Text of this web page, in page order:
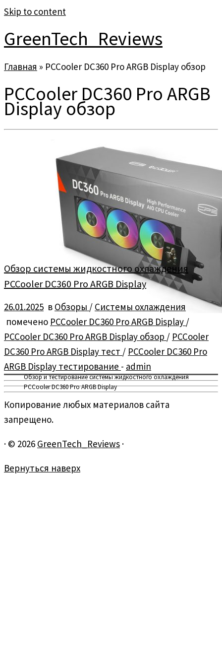
Skip to content
GreenTech_Reviews
Главная » PCCooler DC360 Pro ARGB Display обзор
PCCooler DC360 Pro ARGB
Display обзор
Обзор и тестирование системы жидкостного охлаждения
PCCooler DC360 Pro ARGB Display
Обзор системы жидкостного охлаждения
PCCooler DC360 Pro ARGB Display
26.01.2025 в Обзоры / Системы охлаждения
помечено PCCooler DC360 Pro ARGB Display /
PCCooler DC360 Pro ARGB Display обзор / PCCooler
DC360 Pro ARGB Display тест / PCCooler DC360 Pro
ARGB Display тестирование - admin
Копирование любых материалов сайта
запрещено.
· © 2026 GreenTech_Reviews ·
Вернуться наверх